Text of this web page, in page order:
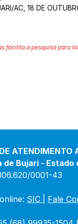
AC, 18 DE
facilita a pesquisa para
ATENDIMENTO
de Bujari - Estado
0001-43
SIC Fale